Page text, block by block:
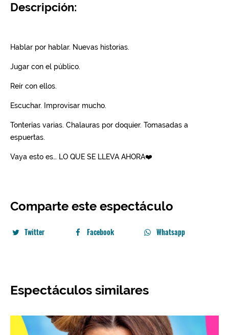
Descripción:
Comparte este espectáculo
Twitter Facebook Whatsapp
Espectáculos similares